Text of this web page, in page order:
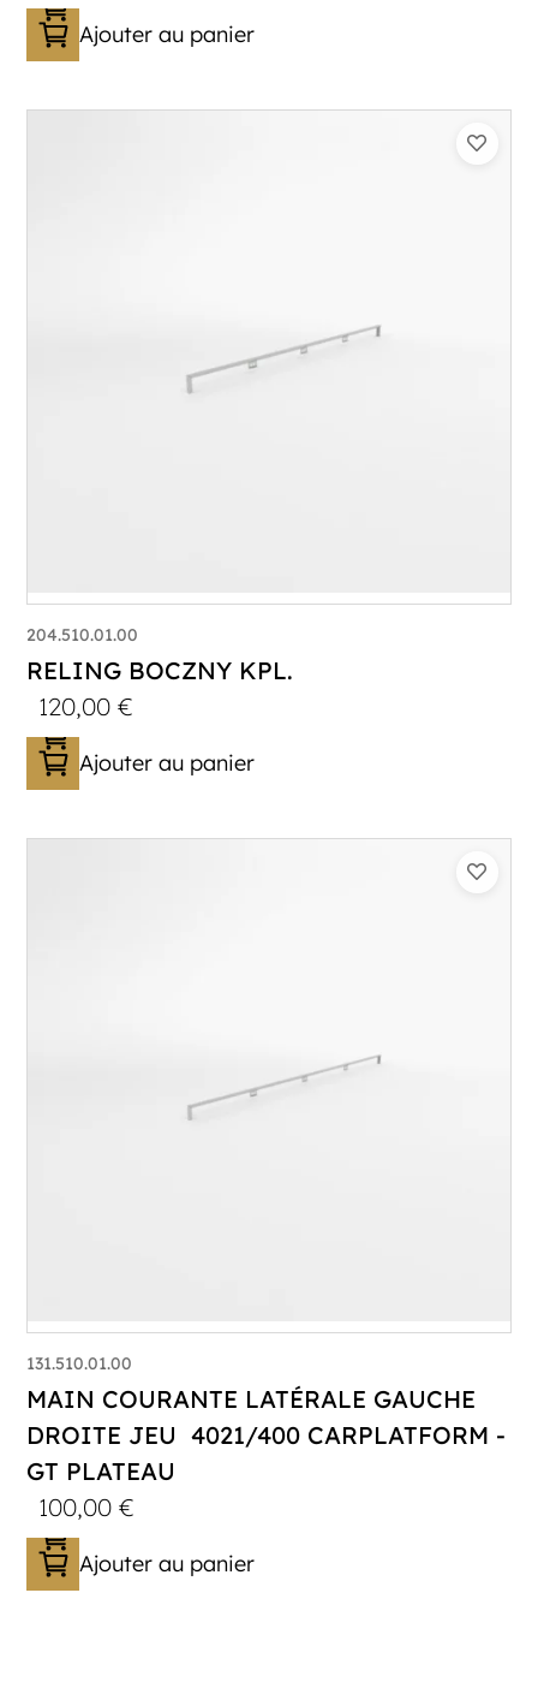
Ajouter au panier
204.510.01.00
RELING BOCZNY KPL.
120,00€
Ajouter au panier
131.510.01.00
MAIN COURANTE LATÉRALE GAUCHE
DROITE JEU 4021/400 CARPLATFORM -
GT PLATEAU
100,00€
Ajouter au panier